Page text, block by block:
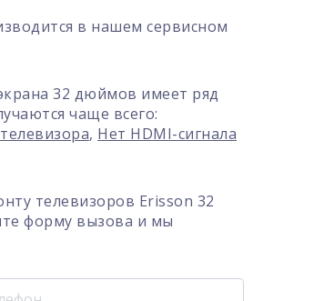
в нашем сервисном
32 дюймов имеет ряд
чаще всего:
, Нет HDMI-сигнала
телевизоров Erisson 32
форму вызова и мы